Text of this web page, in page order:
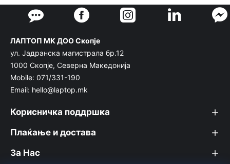
ЛАПТОП МК ДОО Скопје
ул. Јадранска магистрала бр.12
1000 Скопје, Северна Македонија
Mobile: 071/331-190
Email: hello@laptop.mk
Корисничка поддршка
Плаќање и достава
За Нас